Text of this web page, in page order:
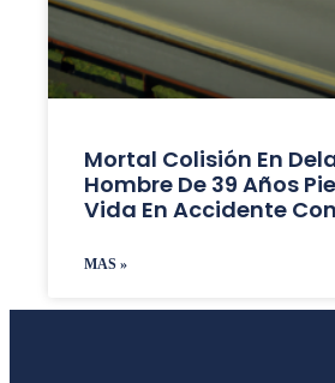
Mortal Colisión En
Hombre De 39 Años
Vida En Accidente
MAS »